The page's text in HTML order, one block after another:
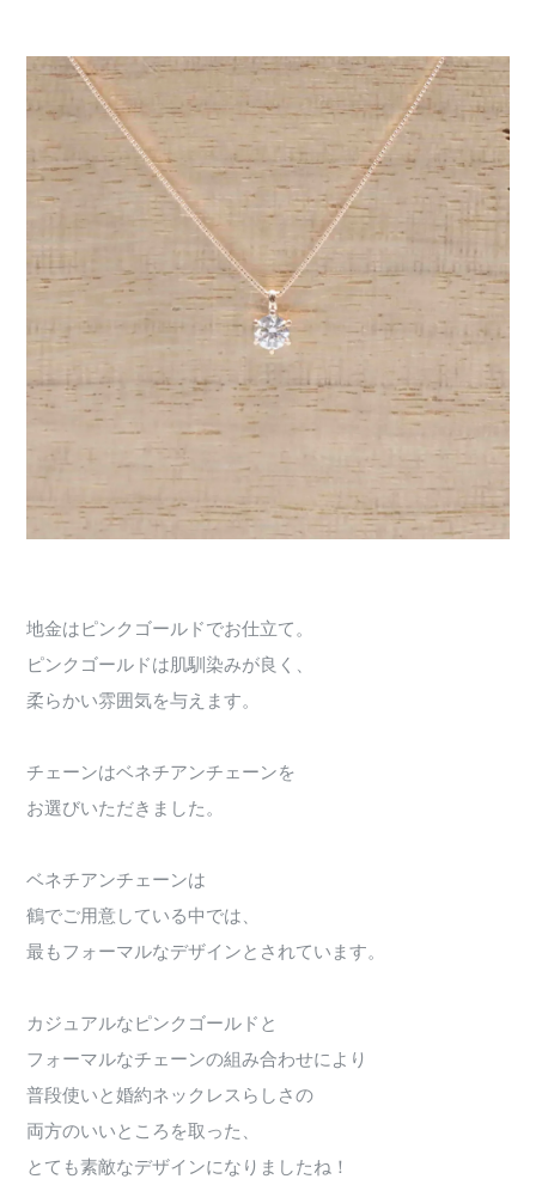
地金はピンクゴールドでお仕立て。
ピンクゴールドは肌馴染みが良く、
柔らかい雰囲気を与えます。
チェーンはベネチアンチェーンを
お選びいただきました。
ベネチアンチェーンは
鶴でご用意している中では、
最もフォーマルなデザインとされています。
カジュアルなピンクゴールドと
フォーマルなチェーンの組み合わせにより
普段使いと婚約ネックレスらしさの
両方のいいところを取った、
とても素敵なデザインになりましたね！